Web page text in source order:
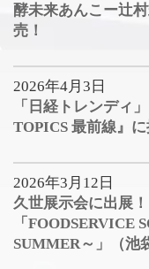
酵未来あんこー辻
売！
2026年4月3日
「日経トレンディ
TOPICS 最前線』に
2026年3月12日
久世展示会に出展
「FOODSERVICE
SUMMER～」（池